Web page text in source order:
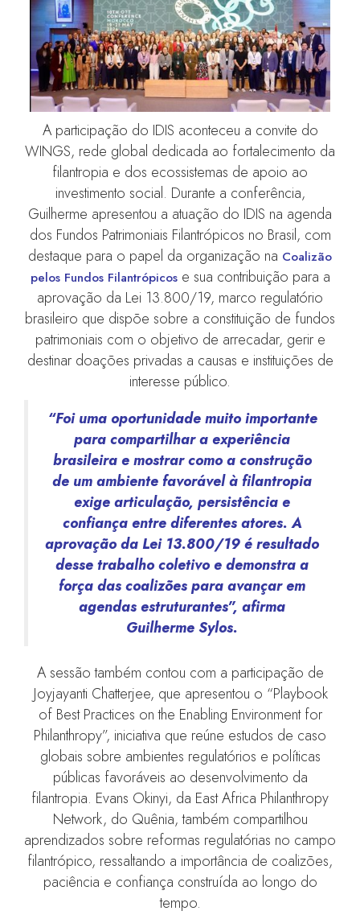
A participação do IDIS aconteceu a convite do
WINGS, rede global dedicada ao fortalecimento da
filantropia e dos ecossistemas de apoio ao
investimento social. Durante a conferência,
Guilherme apresentou a atuação do IDIS na agenda
dos Fundos Patrimoniais Filantrópicos no Brasil, com
destaque para o papel da organização na Coalizão
pelos Fundos Filantrópicose sua contribuição para a
aprovação da Lei 13.800/19, marco regulatório
brasileiro que dispõe sobre a constituição de fundos
patrimoniais com o objetivo de arrecadar, gerir e
destinar doações privadas a causas e instituições de
interesse público.
“Foi uma oportunidade muito importante
para compartilhar a experiência
brasileira e mostrar como a construção
de um ambiente favorável à filantropia
exige articulação, persistência e
confiança entre diferentes atores. A
aprovação da Lei 13.800/19 é resultado
desse trabalho coletivo e demonstra a
força das coalizões para avançar em
agendas estruturantes”, afirma
Guilherme Sylos.
A sessão também contou com a participação de
Joyjayanti Chatterjee, que apresentou o “Playbook
of Best Practices on the Enabling Environment for
Philanthropy”, iniciativa que reúne estudos de caso
globais sobre ambientes regulatórios e políticas
públicas favoráveis ao desenvolvimento da
filantropia. Evans Okinyi, da East Africa Philanthropy
Network, do Quênia, também compartilhou
aprendizados sobre reformas regulatórias no campo
filantrópico, ressaltando a importância de coalizões,
paciência e confiança construída ao longo do
tempo.